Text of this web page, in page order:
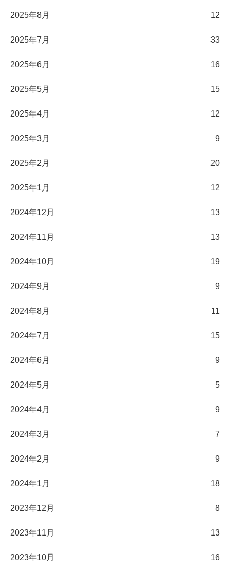
2025年8月 12
2025年7月 33
2025年6月 16
2025年5月 15
2025年4月 12
2025年3月 9
2025年2月 20
2025年1月 12
2024年12月 13
2024年11月 13
2024年10月 19
2024年9月 9
2024年8月 11
2024年7月 15
2024年6月 9
2024年5月 5
2024年4月 9
2024年3月 7
2024年2月 9
2024年1月 18
2023年12月 8
2023年11月 13
2023年10月 16